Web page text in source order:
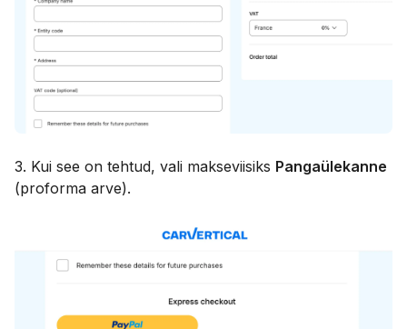
3. Kui see on tehtud, vali makseviisiks Pangaülekanne
(proforma arve).